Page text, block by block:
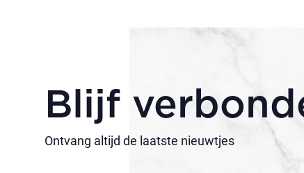
Blijf
Ontvang altijd de laatste nieuwtjes